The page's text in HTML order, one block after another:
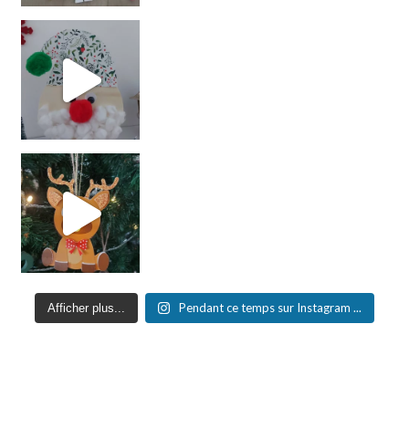
Afficher plus... Pendant ce temps sur Instagram ...